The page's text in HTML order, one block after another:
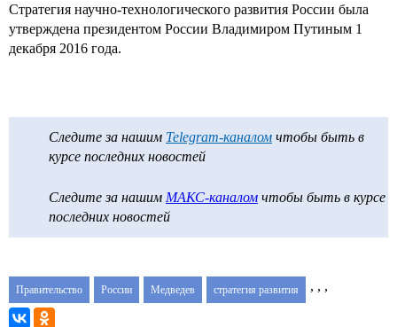
Стратегия научно-технологического развития России была
утверждена президентом России Владимиром Путиным 1
декабря 2016 года.
Следите за нашим Telegram-каналом чтобы быть в
курсе последних новостей
Следите за нашим МАКС-каналом чтобы быть в курсе
последних новостей
Правительство ,
России ,
Медведев ,
стратегия развития